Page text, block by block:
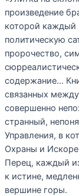
произведение
которой каждый
политическую
пророчество,
содержание…
связанных
совершенно
странный,
Управления, в
Охраны и
Перец, каждый
к истине,
вершине горы.